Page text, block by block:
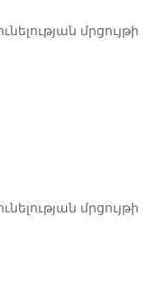
մրցույթի
մրցույթի